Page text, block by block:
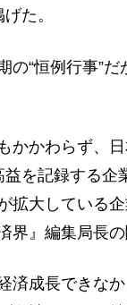
た。
“恒例行事”
かわらず、
を記録する企
拡大している
界』編集局長の
済成長できな